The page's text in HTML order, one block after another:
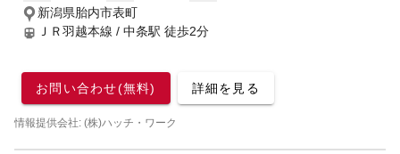
新潟県胎内市表町
ＪＲ羽越本線 / 中条駅 徒歩2分
お問い合わせ(無料) 詳細を見る
情報提供会社: (株)ハッチ・ワーク